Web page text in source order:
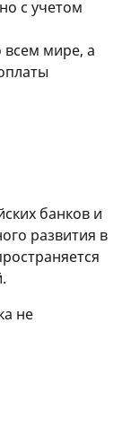
с учетом
всем мире, а
банков и
развития в
не